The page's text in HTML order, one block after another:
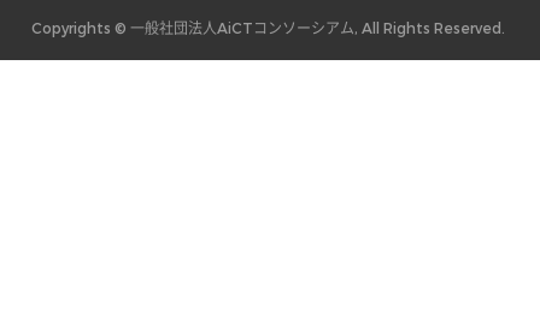
Copyrights © 一般社団法人AiCTコンソーシアム, All Rights Reserved.